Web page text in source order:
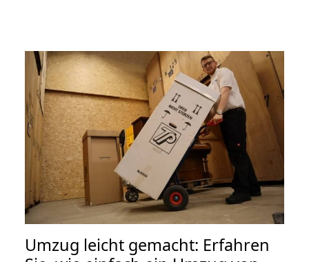
Umzug leicht gemacht: Erfahren